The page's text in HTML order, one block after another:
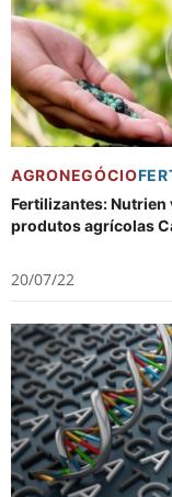
AGRONEGÓCIO
Fertilizantes:
produtos agrícolas
20/07/22